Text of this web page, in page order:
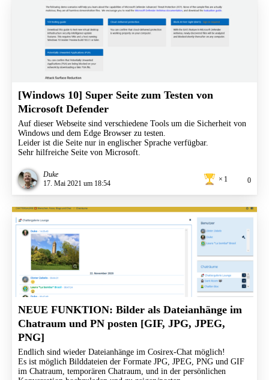
[Windows 10] Super Seite zum Testen von
Microsoft Defender
Auf dieser Webseite sind verschiedene Tools um die Sicherheit von
Windows und dem Edge Browser zu testen.
Leider ist die Seite nur in englischer Sprache verfügbar.
Sehr hilfreiche Seite von Microsoft.
Duke
17. Mai 2021 um 18:54
1 0
NEUE FUNKTION: Bilder als Dateianhänge im
Chatraum und PN posten [GIF, JPG, JPEG,
PNG]
Endlich sind wieder Dateianhänge im Cosirex-Chat möglich!
Es ist möglich Bilddateien der Formate JPG, JPEG, PNG und GIF
im Chatraum, temporären Chatraum, und in der persönlichen